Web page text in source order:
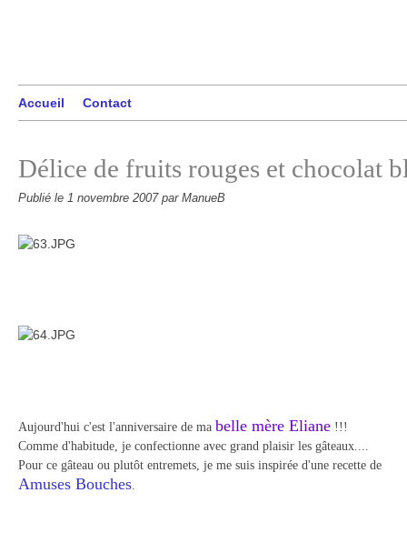
Accueil Contact
Délice de fruits rouges et chocolat
Publié le 1 novembre 2007 par ManueB
Aujourd'hui c'est l'anniversaire de ma belle mère Eliane !!!
Comme d'habitude, je confectionne avec grand plaisir les gâteaux....
Pour ce gâteau ou plutôt entremets, je me suis inspirée d'une recette de
Amuses Bouches.